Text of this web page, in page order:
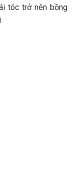
tóc trở nên bồng